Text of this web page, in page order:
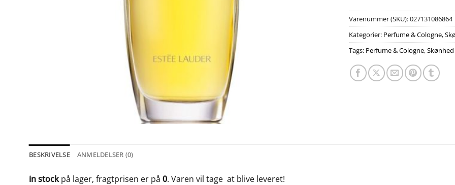
Varenummer (SKU):027131086864
Kategorier: Perfume & Cologne,
Tags: Perfume & Cologne,Skønhed
BESKRIVELSE ANMELDELSER (0)
in stockpå lager, fragtprisen er på 0. Varen vil tage at blive leveret!